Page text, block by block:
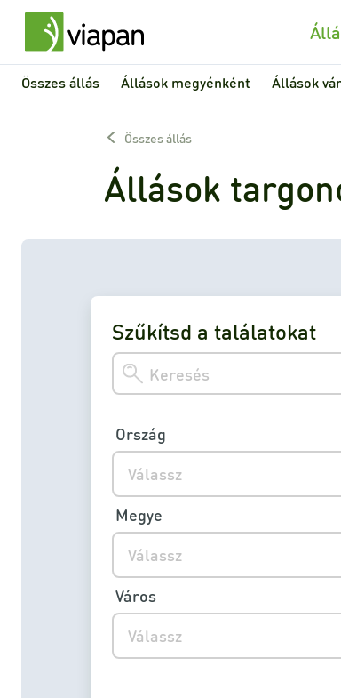
Összes állás Állások megyénként Állások
Összes állás
Állások
Szűkítsd a találatokat
Válassz
Ország
Válassz
Megye
Válassz
Város